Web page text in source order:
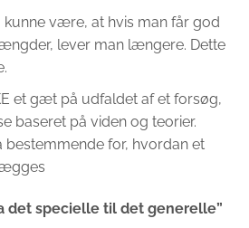
kunne være, at hvis man får god
lever man længere. Dette
et gæt på udfaldet af et forsøg,
baseret på viden og teorier.
bestemmende for, hvordan et
det specielle til det generelle”